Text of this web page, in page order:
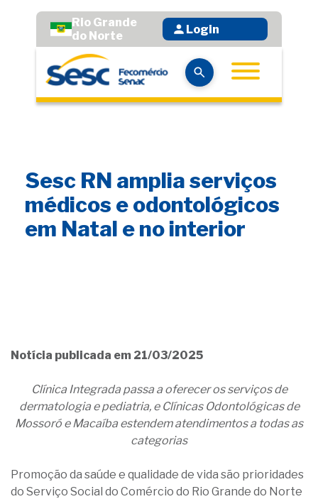
Rio Grande
do Norte
Login
Sesc RN amplia serviços
médicos e odontológicos
em Natal e no interior
Notícia publicada em 21/03/2025
Clínica Integrada passa a oferecer os serviços de
dermatologia e pediatria, e Clínicas Odontológicas de
Mossoró e Macaíba estendem atendimentos a todas as
categorias
Promoção da saúde e qualidade de vida são prioridades
do Serviço Social do Comércio do Rio Grande do Norte